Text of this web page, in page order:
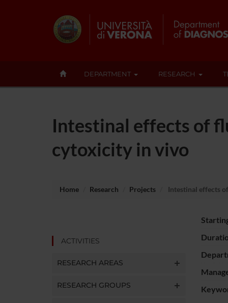
DEPARTMENT RESEARCH
Intestinal effects of
cytoxicity in vivo
Home Research Projects Intestinal effects
ACTIVITIES
RESEARCH AREAS
RESEARCH GROUPS